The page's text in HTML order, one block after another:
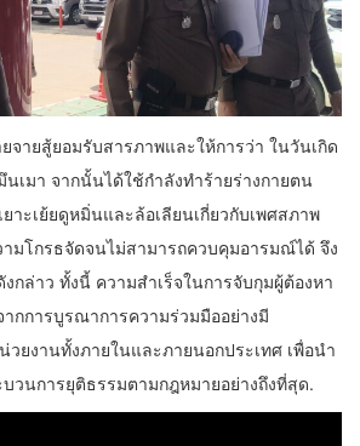
จายสู้ยอมรับสารภาพและให้การว่า ในวันเกิด
เมา จากนั้นได้ใช้กำลังทำร้ายร่างกายตน
าะเย้ยดูหมิ่นและล้อเลียนเกี่ยวกับเพศสภาพ
มโกรธจัดจนไม่สามารถควบคุมอารมณ์ได้ จึง
กล่าว ทั้งนี้ ความสำเร็จในการจับกุมผู้ต้องหา
กการบูรณาการความร่วมมืออย่างมี
ยงานทั้งภายในและภายนอกประเทศ เพื่อนำ
วนการยุติธรรมตามกฎหมายอย่างถึงที่สุด.